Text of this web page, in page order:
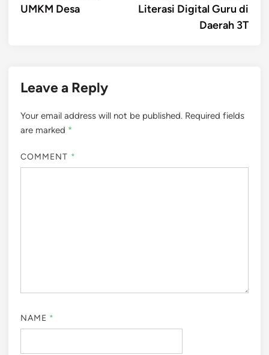
UMKM Desa
Literasi Digital Guru di
Daerah 3T
Leave a Reply
Your email address will not be published. Required fields
are marked *
COMMENT *
NAME *